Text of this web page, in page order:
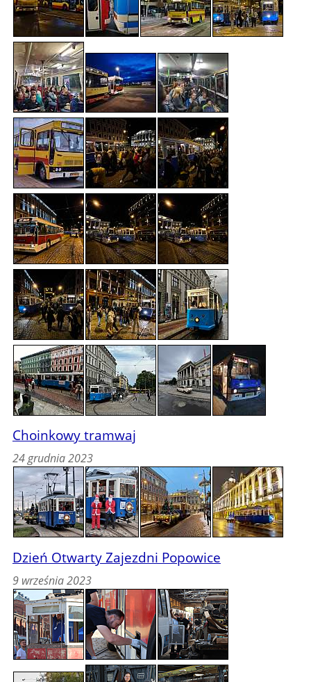
Choinkowy tramwaj
24 grudnia 2023
Dzień Otwarty Zajezdni Popowice
9 września 2023